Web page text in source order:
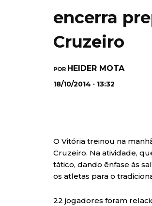
encerra
Cruzeiro
POR HEIDER MOTA
18/10/2014 · 13:32
O Vitória treinou na
Cruzeiro. Na atividade,
tático, dando ênfase às
os atletas para o
22 jogadores foram